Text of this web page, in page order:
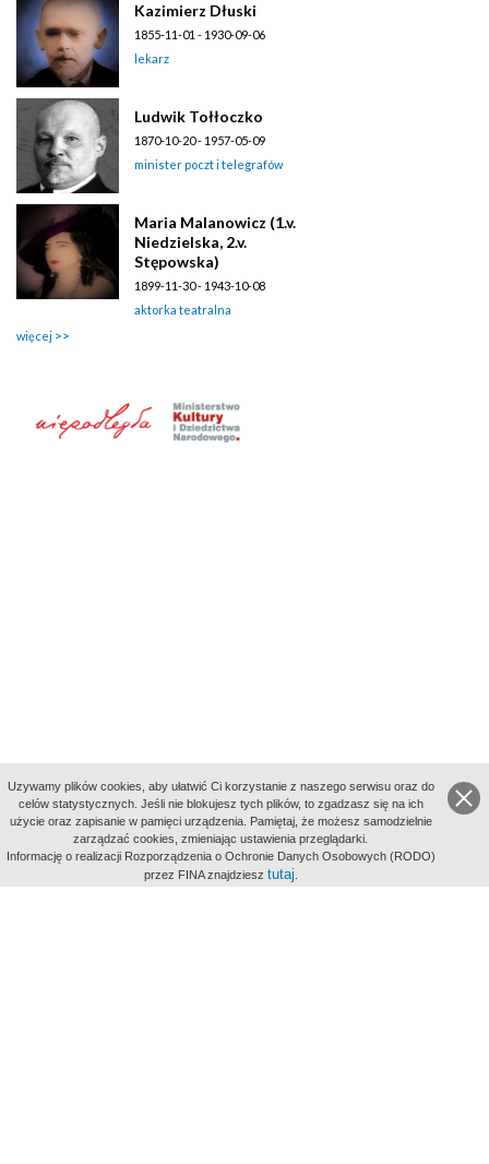
Kazimierz Dłuski
1855-11-01 - 1930-09-06
lekarz
Ludwik Tołłoczko
1870-10-20 - 1957-05-09
minister poczt i telegrafów
Maria Malanowicz (1.v.
Niedzielska, 2.v.
Stępowska)
1899-11-30 - 1943-10-08
aktorka teatralna
więcej
aktywności
Uzywamy plików cookies, aby ułatwić Ci korzystanie z naszego serwisu oraz do
celów statystycznych. Jeśli nie blokujesz tych plików, to zgadzasz się na ich
użycie oraz zapisanie w pamięci urządzenia. Pamiętaj, że możesz samodzielnie
zarządzać cookies, zmieniając ustawienia przeglądarki.
Informację o realizacji Rozporządzenia o Ochronie Danych Osobowych (RODO)
przez FINA znajdziesz tutaj